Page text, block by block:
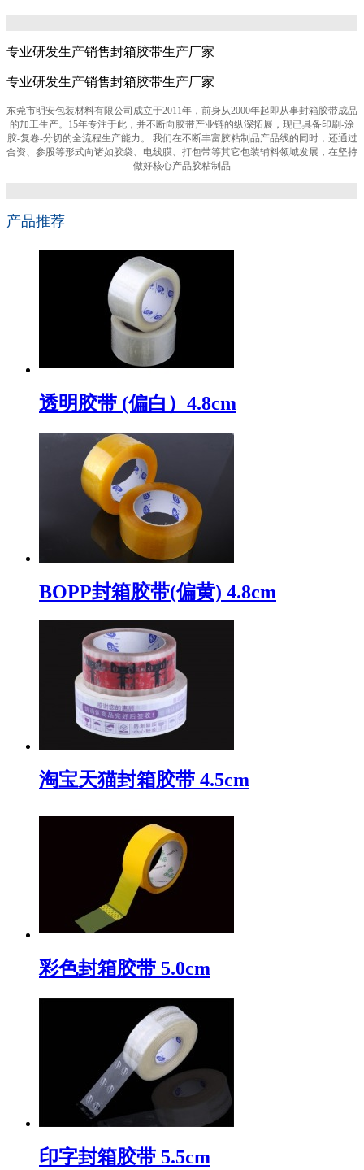
专业研发生产销售封箱胶带生产厂家
专业研发生产销售封箱胶带生产厂家
东莞市明安包装材料有限公司成立于2011年，前身从2000年起即从事封箱胶带成品
的加工生产。15年专注于此，并不断向胶带产业链的纵深拓展，现已具备印刷-涂
胶-复卷-分切的全流程生产能力。 我们在不断丰富胶粘制品产品线的同时，还通过
合资、参股等形式向诸如胶袋、电线膜、打包带等其它包装辅料领域发展，在坚持
做好核心产品胶粘制品
产品推荐
透明胶带 (偏白）4.8cm
BOPP封箱胶带(偏黄) 4.8cm
淘宝天猫封箱胶带 4.5cm
彩色封箱胶带 5.0cm
印字封箱胶带 5.5cm